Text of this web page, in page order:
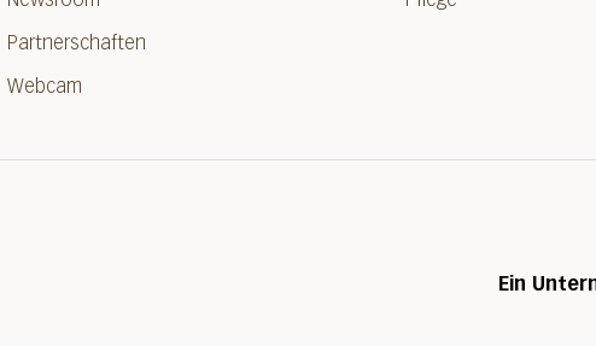
Partnerschaften
Webcam
Ein